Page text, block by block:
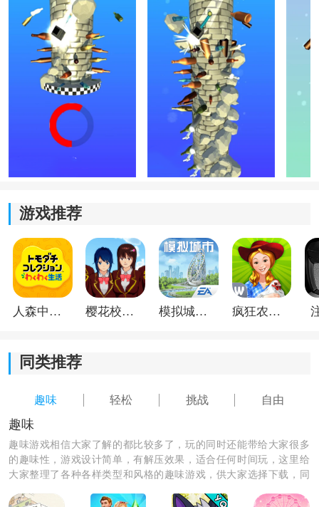
4、积分成就系统，玩家可以通过不断击碎瓶子来获得积
分，解锁成就并挑战自己的最高分纪录。
《PopGlass》游戏特色：
1)每次突破分数都会带来小惊喜，让玩家一直想要不断挑
2)清新的画风，游戏采用明亮、色彩鲜艳的画面风格，让
玩家在游戏中感受到轻松愉悦的氛围。
3)多样化的背景，游戏设有多个不同背景的关卡，玩家可
游戏推荐
人森中文版 樱花校园模拟器1.048.00中文版 模拟城市我是巿长联机版 疯狂农场3美国派19
同类推荐
趣味 轻松 挑战 自由
趣味
趣味游戏相信大家了解的都比较多了，玩的同时还能带给大家很多
的趣味性，游戏设计简单，有解压效果，适合任何时间玩，这里给
大家整理了各种各样类型和风格的趣味游戏，供大家选择下载，同